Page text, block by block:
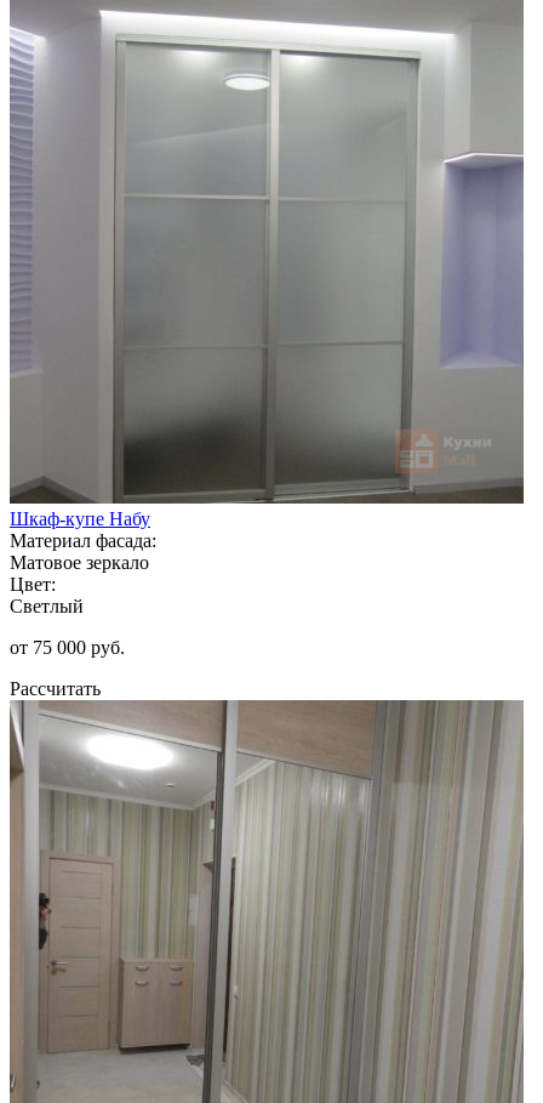
Шкаф-купе Набу
Материал фасада:
Матовое зеркало
Цвет:
Светлый
от 75 000 руб.
Рассчитать